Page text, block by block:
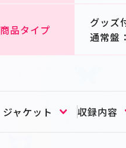
商品タイプ
グッズ
通常盤
ジャケット 収録内容